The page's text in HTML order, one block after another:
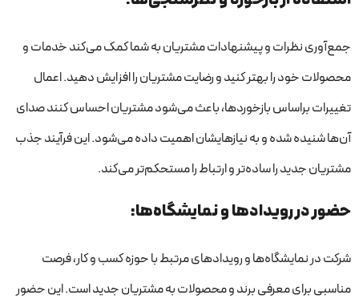
جمع‌آوری نظرات و پیشنهادات مشتریان به شما کمک می‌کند خدمات و
محصولات خود را بهتر کنید و رضایت مشتریان را افزایش دهید. اعمال
تغییرات براساس بازخوردها، باعث می‌شود مشتریان احساس کنند صدای
آن‌ها شنیده شده و به نیازهایشان اهمیت داده می‌شود. این فرآیند جذب
مشتریان جدید را ساده‌تر و ارتباط را مستحکم‌تر می‌کند.
حضور در رویدادها و نمایشگاه‌ها:
شرکت در نمایشگاه‌ها و رویدادهای مرتبط با حوزه کسب و کار، فرصت
مناسبی برای معرفی برند و محصولات به مشتریان جدید است. این حضور